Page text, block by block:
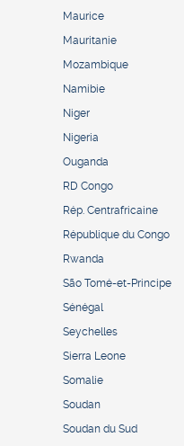
Maurice
Mauritanie
Mozambique
Namibie
Niger
Nigeria
Ouganda
RD Congo
Rép. Centrafricaine
République du Congo
Rwanda
São Tomé-et-Principe
Sénégal
Seychelles
Sierra Leone
Somalie
Soudan
Soudan du Sud